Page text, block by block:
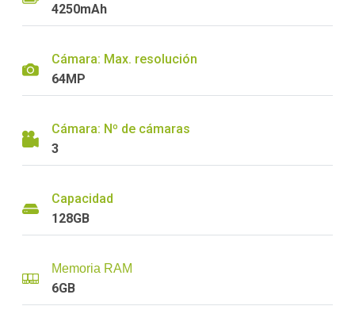
4250mAh
Cámara: Max. resolución
64MP
Cámara: Nº de cámaras
3
Capacidad
128GB
Memoria RAM
6GB